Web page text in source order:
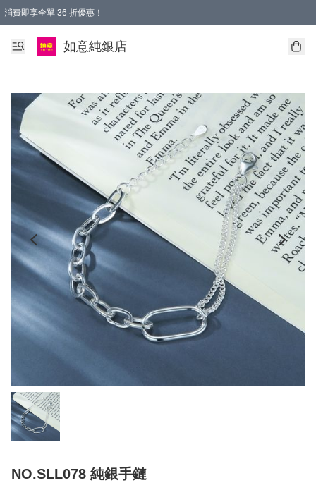
消費即享全單 36 折優惠！
購物满$50，全國包郵。Free shopping on orders over $50.
如意純銀店
NO.SLL078 純銀手鏈